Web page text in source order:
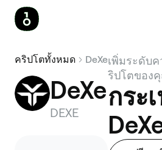
คริปโตทั้งหมด DeXe
DeXe
DEXE
เพิ่มระดับ
ริปโตของ
กระ